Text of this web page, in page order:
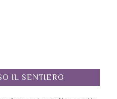
IL SENTIERO